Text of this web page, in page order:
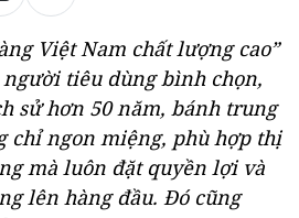
Việt Nam chất lượng cao”
tiêu dùng bình chọn,
sử hơn 50 năm, bánh trung
chỉ ngon miệng, phù hợp thị
mà luôn đặt quyền lợi và
lên hàng đầu. Đó cũng